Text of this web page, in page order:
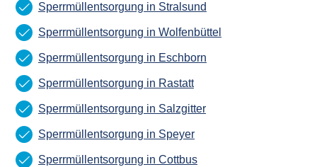
Sperrmüllentsorgung in Stralsund
Sperrmüllentsorgung in Wolfenbüttel
Sperrmüllentsorgung in Eschborn
Sperrmüllentsorgung in Rastatt
Sperrmüllentsorgung in Salzgitter
Sperrmüllentsorgung in Speyer
Sperrmüllentsorgung in Cottbus